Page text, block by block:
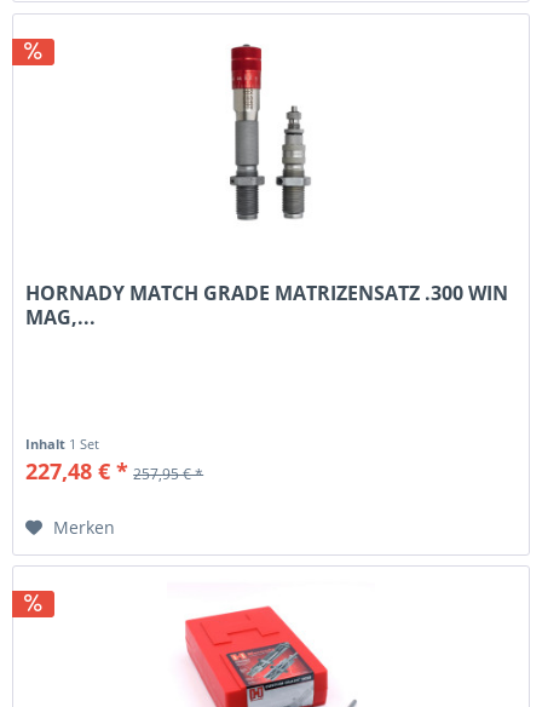
HORNADY MATCH GRADE MATRIZENSATZ .300 WIN
MAG,...
Inhalt 1 Set
227,48 € * 257,95 € *
Merken